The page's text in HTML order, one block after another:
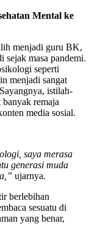
Mental ke
menjadi guru BK,
sejak masa pandemi.
seperti
menjadi sangat
istilah-
remaja
media sosial.
saya merasa
generasi muda
ujarnya.
berlebihan
sesuatu di
yang benar,